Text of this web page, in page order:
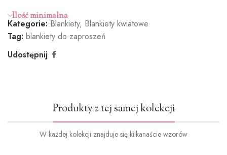
Ilość minimalna
Kategorie: Blankiety, Blankiety kwiatowe
Tag: blankiety do zaproszeń
Udostępnij
Produkty z tej samej kolekcji
W każdej kolekcji znajduje się kilkanaście wzorów